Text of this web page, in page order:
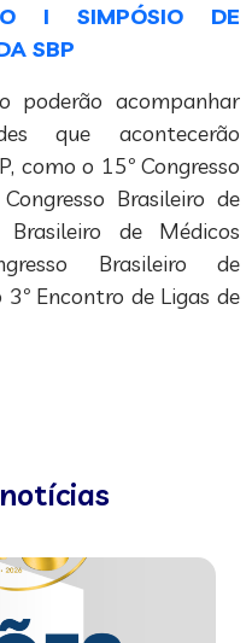
I SIMPÓSIO DE
SBP
poderão acompanhar
que acontecerão
como o 15º Congresso
Brasileiro de
Brasileiro de Médicos
Brasileiro de
Encontro de Ligas de